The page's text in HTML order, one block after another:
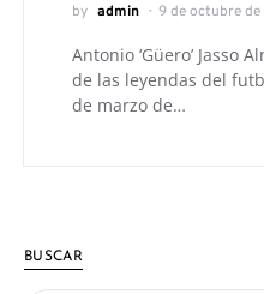
by admin 9 de octubre
Antonio ‘Güero’ Jasso
de las leyendas del
de marzo de…
BUSCAR